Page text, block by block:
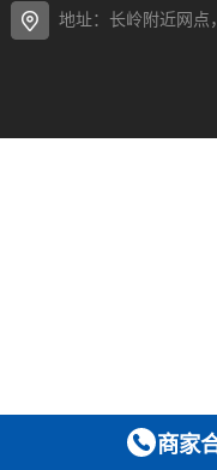
地址：长岭附近网点
商家